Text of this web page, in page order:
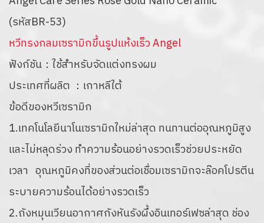
(รหัสBR-53)
หวีทรงกลมเซรามิกขึ้นรูปแห้งเร็ว Angel
ฟังก์ชัน：ใช้สำหรับจัดแต่งทรงผม
ประเทศที่ผลิต ：เกาหลีใต้
ข้อดีของหวีเซรามิก
1.เทคโนโลยีนาโนเซรามิกใหม่ล่าสุด ทนทานต่ออุณหภูมิสูง
และไม่หลุดร่วง ทำความร้อนอย่างรวดเร็วช่วยประหยัด
เวลา อุณหภูมิคงที่ของส่วนต่อเชื่อมเซรามิกจะล๊อคโปรตีน
ระบายความร้อนได้อย่างรวดเร็ว
2.ถังหมุนเวียนอากาศกังหันรังผึ้งอินเทอร์เฟซล่าสุด ช่อง